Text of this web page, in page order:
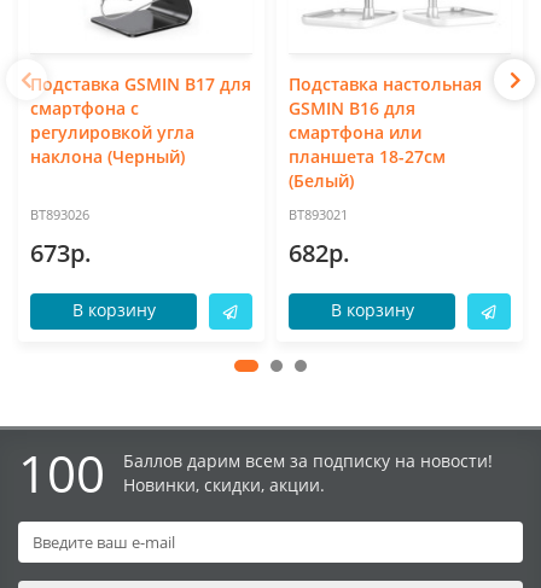
Подставка GSMIN B17 для
смартфона с
регулировкой угла
наклона (Черный)
BT893026
673р.
В корзину
Подставка настольная
GSMIN B16 для
смартфона или
планшета 18-27см
(Белый)
BT893021
682р.
В корзину
100
Баллов дарим всем за подписку на новости!
Новинки, скидки, акции.